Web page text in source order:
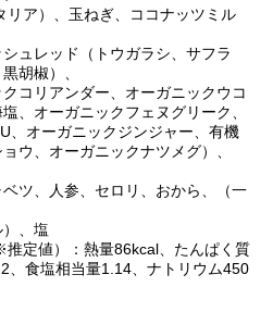
リア）、玉ねぎ、ココナッツミル
ュレッド（トウガラシ、サフラ
胡椒）、
コリアンダー、オーガニックウコ
、オーガニックフェヌグリーク、
、オーガニックジンジャー、有機
ウ、オーガニックナツメグ）、
ツ、人参、セロリ、おから、（一
、塩
定値）：熱量86kcal、たんぱく質
、食塩相当量1.14、ナトリウム450